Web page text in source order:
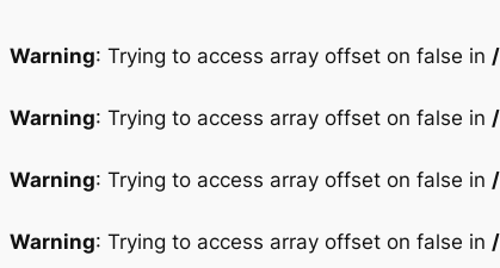
Warning: Trying to access array offset on false in
Warning: Trying to access array offset on false in
Warning: Trying to access array offset on false in
Warning: Trying to access array offset on false in